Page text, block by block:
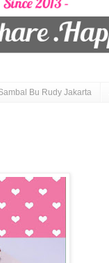
Bu Rudy Jakarta